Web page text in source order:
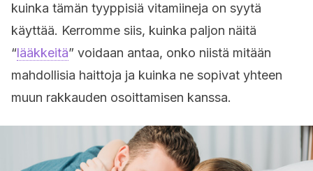
kuinka tämän tyyppisiä vitamiineja on syytä
käyttää. Kerromme siis, kuinka paljon näitä
“lääkkeitä” voidaan antaa, onko niistä mitään
mahdollisia haittoja ja kuinka ne sopivat yhteen
muun rakkauden osoittamisen kanssa.